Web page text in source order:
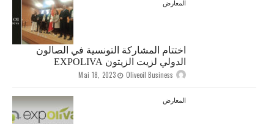
المعارض
اختتام المشاركة التونسية في الصالون
الدولي لزيت الزيتون EXPOLIVA
Oliveoil Business
Mai 18, 2023
المعارض